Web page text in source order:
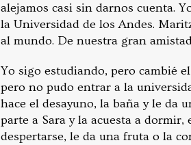
alejamos casi sin darnos cuenta.
la Universidad de los Andes.
al mundo. De nuestra gran
Yo sigo estudiando, pero cambié
pero no pudo entrar a la
hace el desayuno, la baña y le da
parte a Sara y la acuesta a
despertarse, le da una fruta o la